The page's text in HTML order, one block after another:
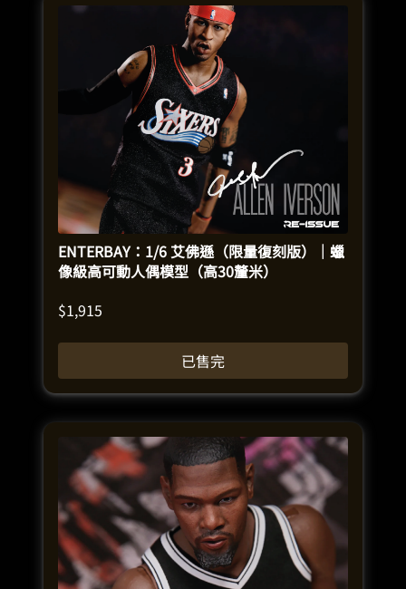
ENTERBAY：1/6 艾佛遜（限量復刻版）｜蠟
像級高可動人偶模型（高30釐米）
$1,915
已售完